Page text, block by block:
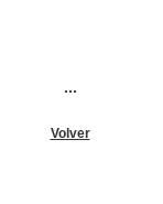
...
Volver